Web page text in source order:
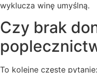
wyklucza winę umyślną.
Czy brak
To kolejne częste